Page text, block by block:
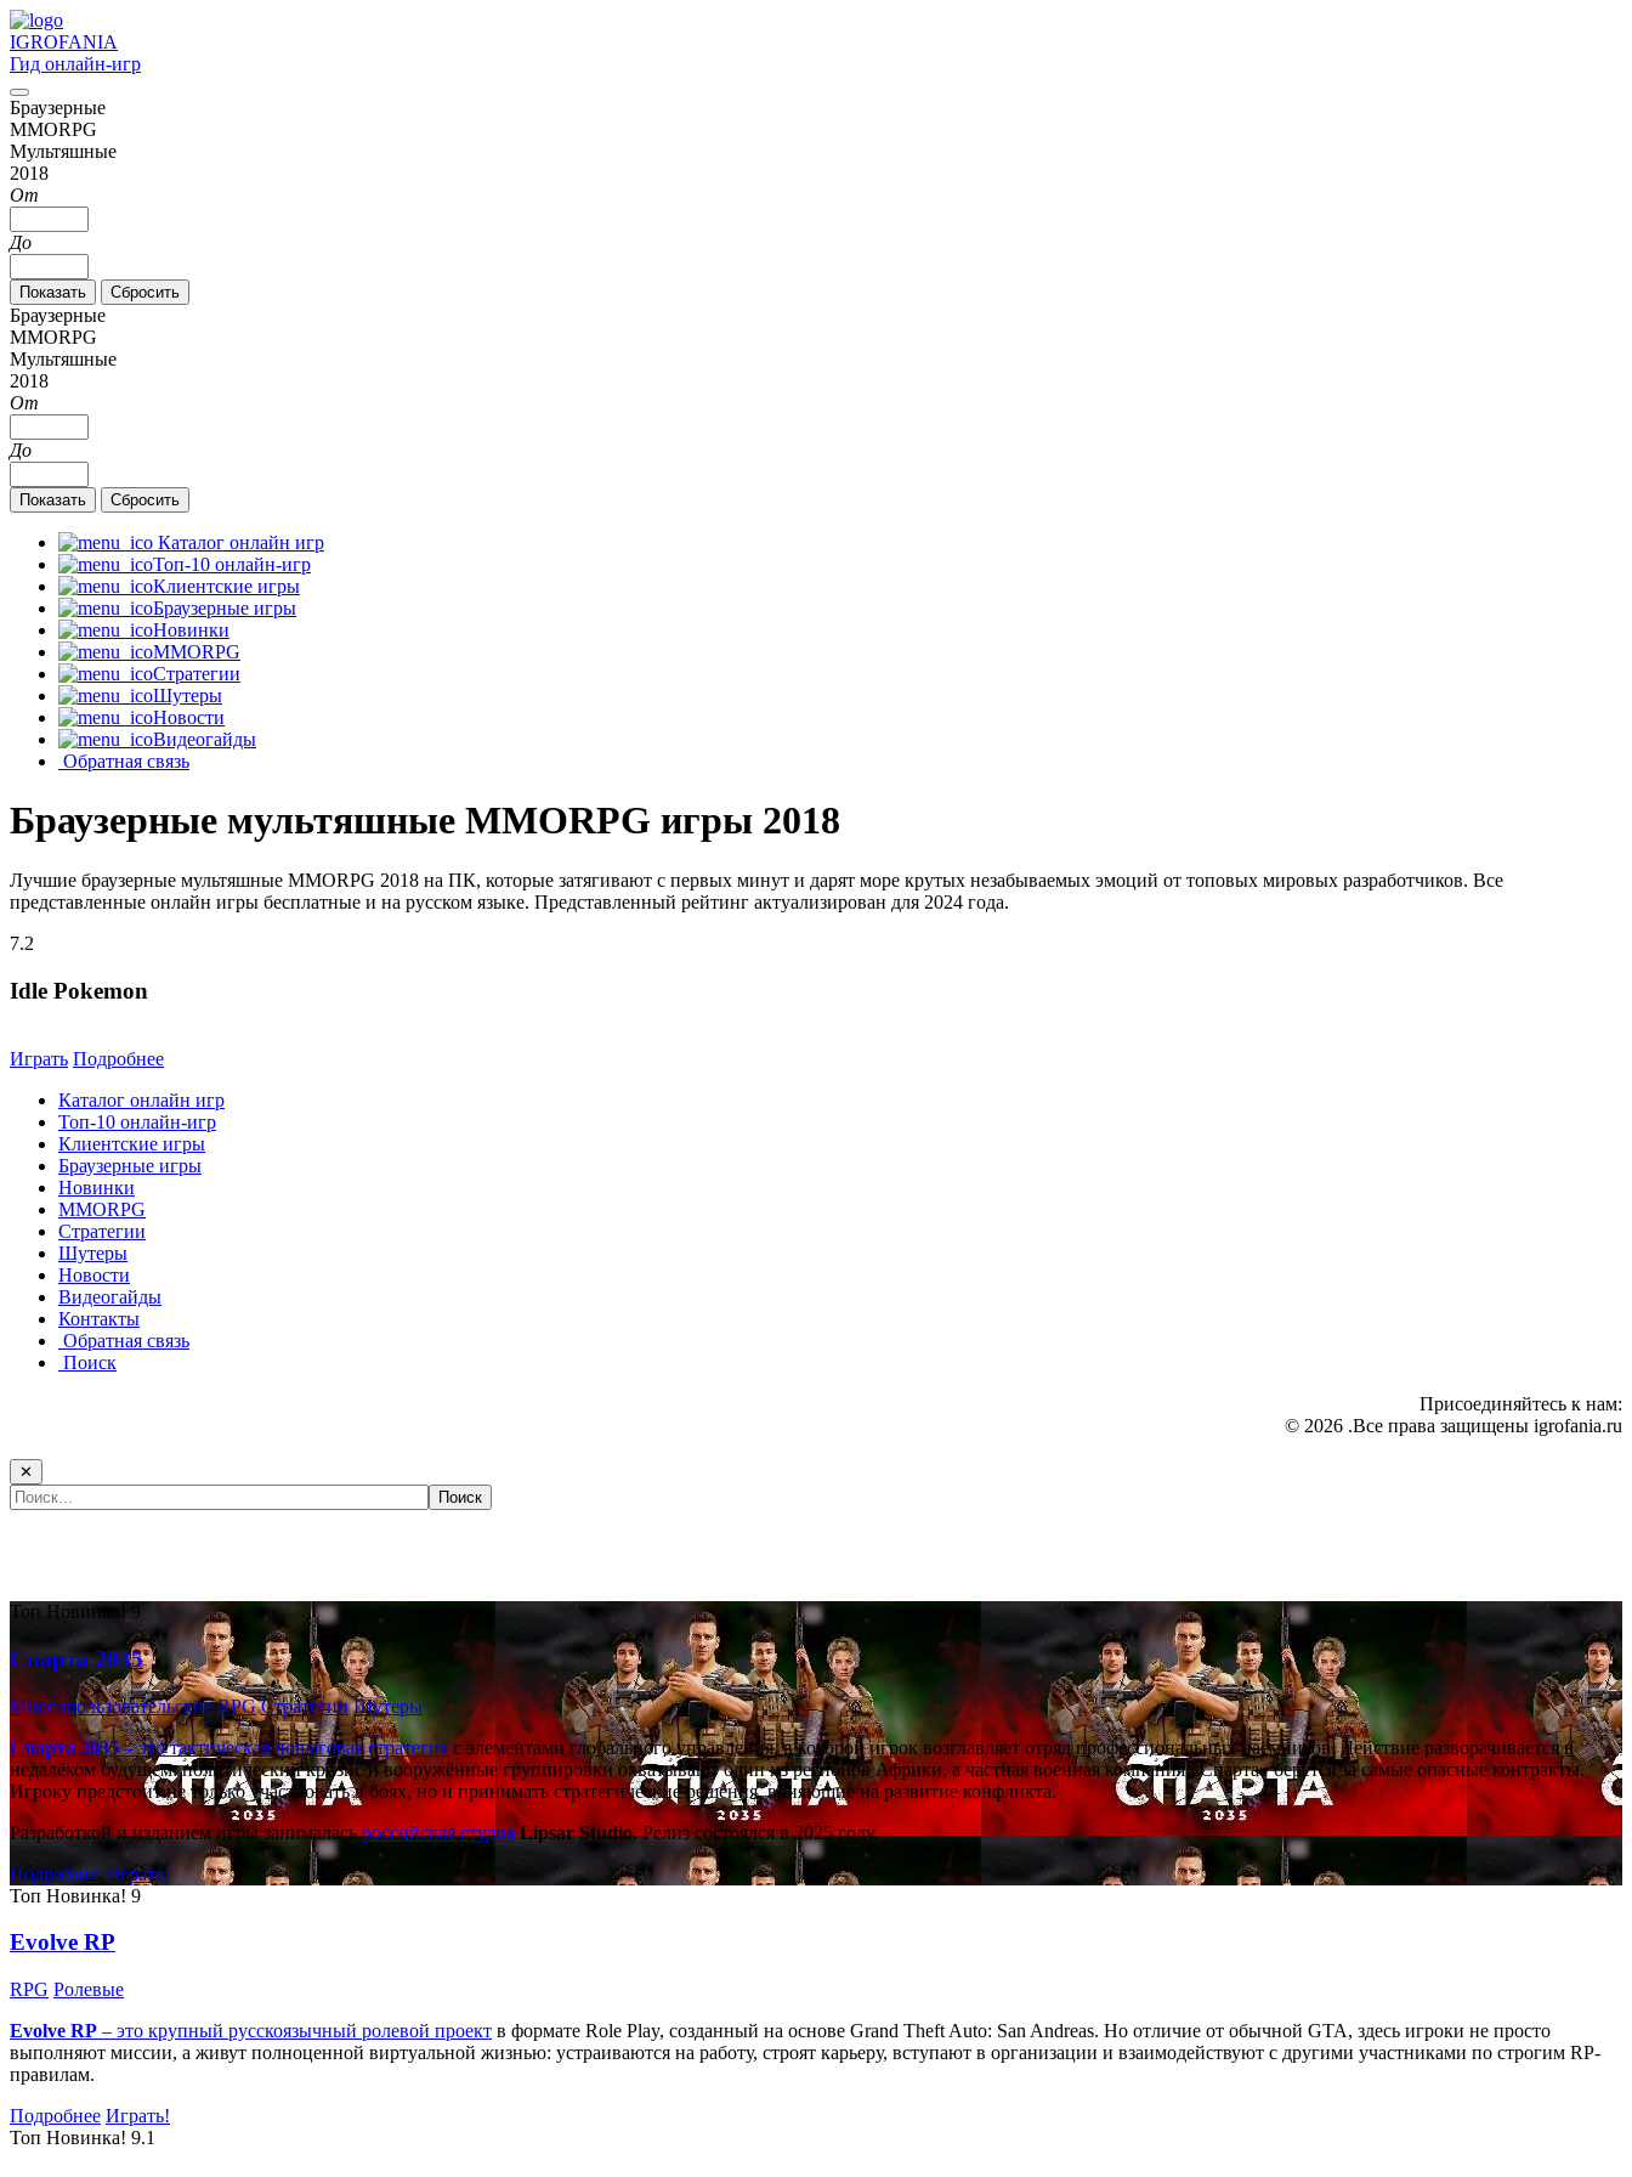
IGROFANIA
Гид онлайн-игр
Браузерные
MMORPG
Мультяшные
2018
От
До
Браузерные
MMORPG
Мультяшные
2018
От
До
Каталог онлайн игр
Топ-10 онлайн-игр
Клиентские игры
Браузерные игры
Новинки
MMORPG
Стратегии
Шутеры
Новости
Видеогайды
Обратная связь
Браузерные мультяшные MMORPG игры 2018
Лучшие браузерные мультяшные MMORPG 2018 на ПК, которые затягивают с первых минут и дарят море крутых незабываемых эмоций от топовых мировых разработчиков. Все
представленные онлайн игры бесплатные и на русском языке. Представленный рейтинг актуализирован для 2024 года.
7.2
Idle Pokemon
Играть Подробнее
Каталог онлайн игр
Топ-10 онлайн-игр
Клиентские игры
Браузерные игры
Новинки
MMORPG
Стратегии
Шутеры
Новости
Видеогайды
Контакты
Обратная связь
Поиск
Присоединяйтесь к нам:
© 2026 .Все права защищены igrofania.ru
✕
Топ Новинка! 9
Спарта 2035
Многопользовательские RPG Стратегии Шутеры
Спарта 2035– это тактическаяпошаговая стратегияс элементами глобального управления, в которой игрок возглавляет отряд профессиональных наёмников. Действие разворачивается в
недалёком будущем: политический кризис и вооружённые группировки охватывают один из регионов Африки, а частная военная компания «Спарта» берётся за самые опасные контракты.
Игроку предстоит не только участвовать в боях, но и принимать стратегические решения, влияющие на развитие конфликта.
Разработкой и изданием игры занималасьроссийская студия Lipsar Studio. Релиз состоялся в 2025 году.
Подробнее Играть!
Топ Новинка! 9
Evolve RP
RPG Ролевые
Evolve RP – это крупный русскоязычный ролевой проект в формате Role Play, созданный на основе Grand Theft Auto: San Andreas. Но отличие от обычной GTA, здесь игроки не просто
выполняют миссии, а живут полноценной виртуальной жизнью: устраиваются на работу, строят карьеру, вступают в организации и взаимодействуют с другими участниками по строгим RP-
правилам.
Подробнее Играть!
Топ Новинка! 9.1